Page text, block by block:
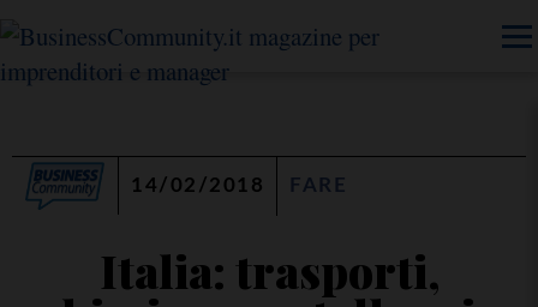
14/02/2018 FARE
Italia: trasporti,